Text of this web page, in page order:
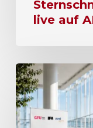
live auf